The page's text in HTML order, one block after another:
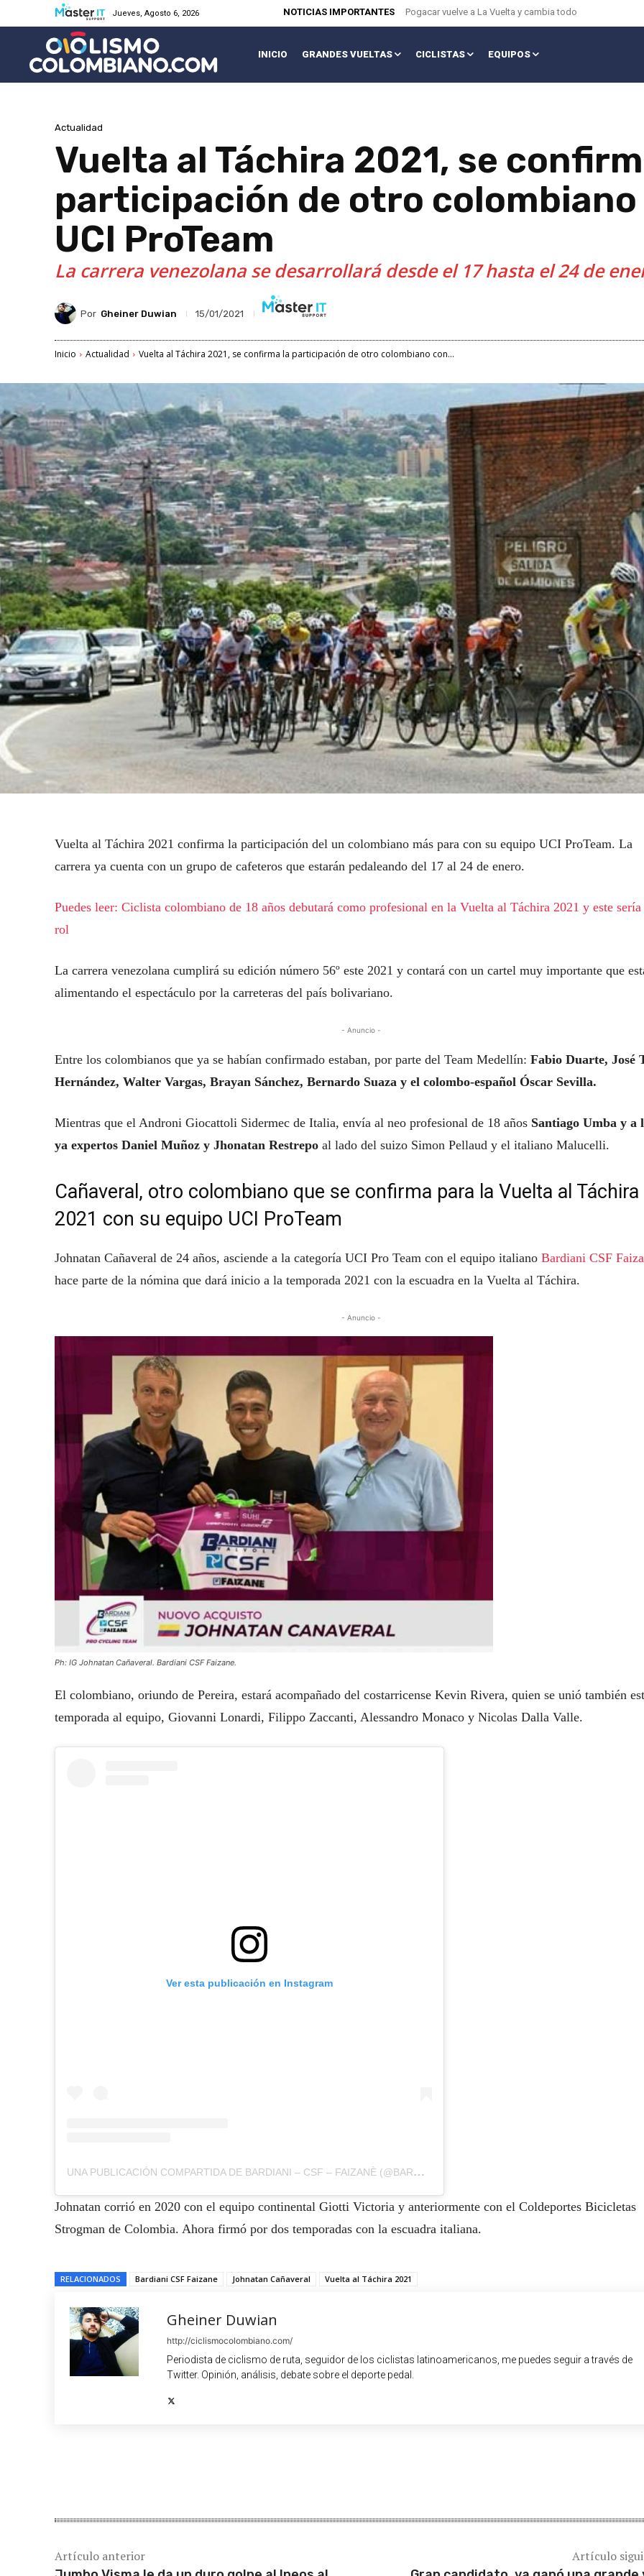
Jueves, Agosto 6, 2026 NOTICIAS IMPORTANTES Pogacar vuelve a La Vuelta y cambia todo
INICIO GRANDES VUELTAS CICLISTAS EQUIPOS
Actualidad
Vuelta al Táchira 2021, se
participación de otro colombiano
UCI ProTeam
La carrera venezolana se desarrollará desde el 17 hasta el 24 de
Por Gheiner Duwian 15/01/2021
Inicio Actualidad Vuelta al Táchira 2021, se confirma la participación de otro colombiano con...
Vuelta al Táchira 2021 confirma la participación del un colombiano más para con su equipo UCI ProTeam. La
carrera ya cuenta con un grupo de cafeteros que estarán pedaleando del 17 al 24 de enero.
Puedes leer: Ciclista colombiano de 18 años debutará como profesional en la Vuelta al Táchira 2021 y este sería
rol
La carrera venezolana cumplirá su edición número 56º este 2021 y contará con un cartel muy importante que
alimentando el espectáculo por la carreteras del país bolivariano.
- Anuncio -
Entre los colombianos que ya se habían confirmado estaban, por parte del Team Medellín: Fabio Duarte, José
Hernández, Walter Vargas, Brayan Sánchez, Bernardo Suaza y el colombo-español Óscar Sevilla.
Mientras que el Androni Giocattoli Sidermec de Italia, envía al neo profesional de 18 años Santiago Umba y a
ya expertos Daniel Muñoz y Jhonatan Restrepo al lado del suizo Simon Pellaud y el italiano Malucelli.
Cañaveral, otro colombiano que se confirma para la Vuelta al Táchira
2021 con su equipo UCI ProTeam
Johnatan Cañaveral de 24 años, asciende a la categoría UCI Pro Team con el equipo italiano Bardiani CSF
hace parte de la nómina que dará inicio a la temporada 2021 con la escuadra en la Vuelta al Táchira.
- Anuncio -
Ph: IG Johnatan Cañaveral. Bardiani CSF Faizane.
El colombiano, oriundo de Pereira, estará acompañado del costarricense Kevin Rivera, quien se unió también
temporada al equipo, Giovanni Lonardi, Filippo Zaccanti, Alessandro Monaco y Nicolas Dalla Valle.
Ver esta publicación en Instagram
UNA PUBLICACIÓN COMPARTIDA DE BARDIANI – CSF – FAIZANÈ (@BARDIANI_CSF_FAIZANE)
Johnatan corrió en 2020 con el equipo continental Giotti Victoria y anteriormente con el Coldeportes Bicicletas
Strogman de Colombia. Ahora firmó por dos temporadas con la escuadra italiana.
RELACIONADOS Bardiani CSF Faizane Johnatan Cañaveral Vuelta al Táchira 2021
Gheiner Duwian
http://ciclismocolombiano.com/
Periodista de ciclismo de ruta, seguidor de los ciclistas latinoamericanos, me puedes seguir a través de
Twitter. Opinión, análisis, debate sobre el deporte pedal.
Artículo anterior
Artículo